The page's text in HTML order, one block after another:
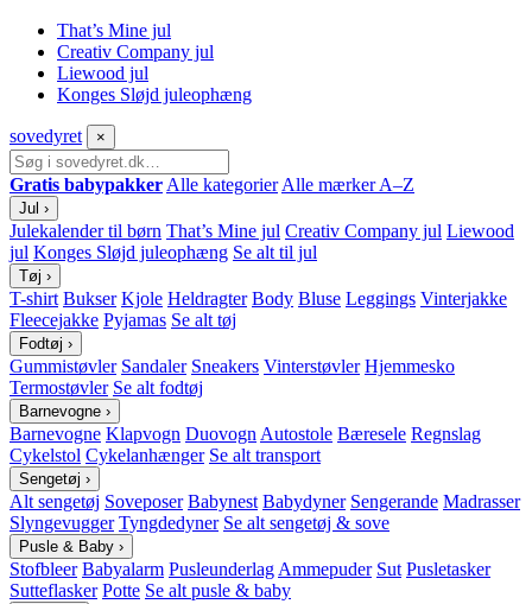
That’s Mine jul
Creativ Company jul
Liewood jul
Konges Sløjd juleophæng
sovedyret ×
Gratis babypakker Alle kategorier Alle mærker A–Z
Jul ›
Julekalender til børn That’s Mine jul Creativ Company jul Liewood
jul Konges Sløjd juleophæng Se alt til jul
Tøj ›
T-shirt Bukser Kjole Heldragter Body Bluse Leggings Vinterjakke
Fleecejakke Pyjamas Se alt tøj
Fodtøj ›
Gummistøvler Sandaler Sneakers Vinterstøvler Hjemmesko
Termostøvler Se alt fodtøj
Barnevogne ›
Barnevogne Klapvogn Duovogn Autostole Bæresele Regnslag
Cykelstol Cykelanhænger Se alt transport
Sengetøj ›
Alt sengetøj Soveposer Babynest Babydyner Sengerande Madrasser
Slyngevugger Tyngdedyner Se alt sengetøj & sove
Pusle & Baby ›
Stofbleer Babyalarm Pusleunderlag Ammepuder Sut Pusletasker
Sutteflasker Potte Se alt pusle & baby